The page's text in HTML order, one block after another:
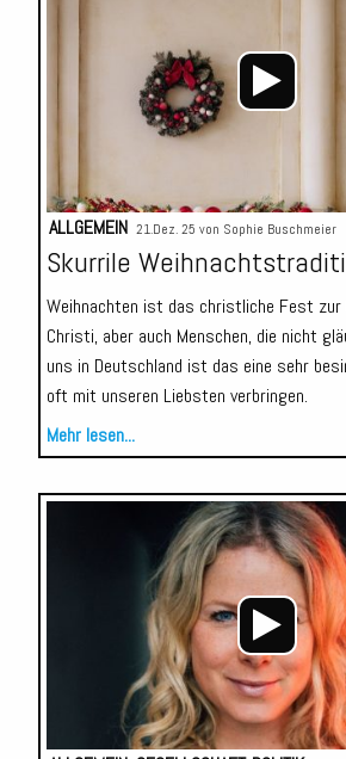
ALLGEMEIN 21.Dez. 25 von Sophie Buschmeier
Skurrile
Weihnachten ist das christliche Fest zur
Christi, aber auch Menschen, die nicht
uns in Deutschland ist das eine sehr
oft mit unseren Liebsten verbringen.
Mehr lesen...